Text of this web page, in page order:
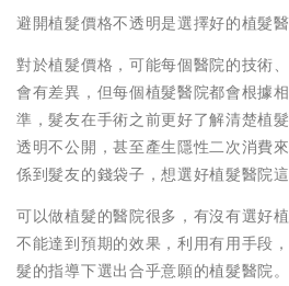
避開植髮價格不透明是選擇好的植髮
對於植髮價格，可能每個醫院的技術
會有差異，但每個植髮醫院都會根據
準，髮友在手術之前更好了解清楚植
透明不公開，甚至產生隱性二次消費
係到髮友的錢袋子，想選好植髮醫院
可以做植髮的醫院很多，有沒有選好
不能達到預期的效果，利用有用手段
髮的指導下選出合乎意願的植髮醫院